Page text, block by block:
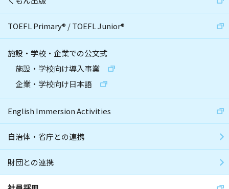
TOEFL Primary® /TOEFL Junior®
施設・学校・企業での公文式
施設・学校向け導入事業
企業・学校向け日本語
English Immersion Activities
自治体・省庁との連携
財団との連携